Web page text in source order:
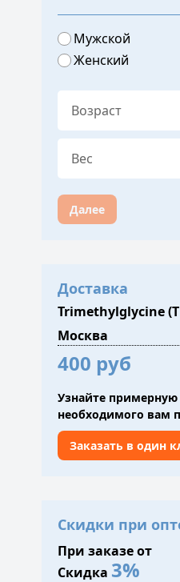
Мужской
Женский
Далее
Доставка
Trimethylglycine
400 руб
Узнайте примерную
необходимого вам
Заказать в один
Скидки при
При заказе от
Скидка 3%